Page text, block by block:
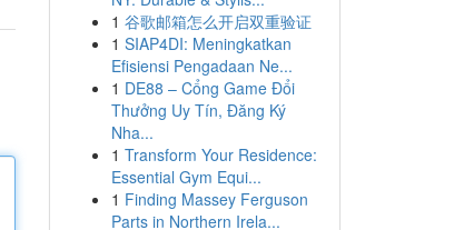
1 谷歌邮箱怎么开启双重验证
1 SIAP4DI: Meningkatkan
Efisiensi Pengadaan Ne...
1 DE88 – Cổng Game Đổi
Thưởng Uy Tín, Đăng Ký
Nha...
1 Transform Your Residence:
Essential Gym Equi...
1 Finding Massey Ferguson
Parts in Northern Irela...